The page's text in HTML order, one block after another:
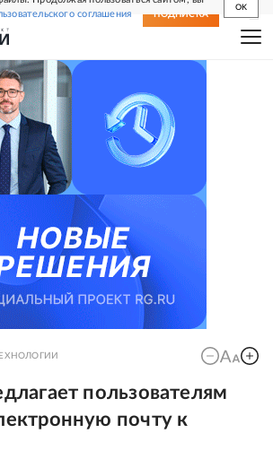
соглашения
OK
ПОДПИСКА
пользователям
почту к